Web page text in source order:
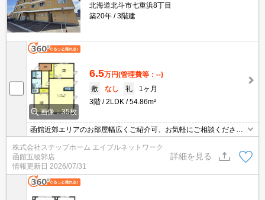
北海道北斗市七重浜8丁目
築20年
3階建
画像：35枚
6.5万円(管理費等：--)
敷
なし 礼
1ヶ月
3階
2LDK 54.86m²
函館近郊エリアのお部屋幅広くご紹介可、お気軽にご相談くださ
い エアコン付きで暑い日も快適に過ごすことができますよ★イン
ターネット無料！スーパー・コンビニ徒歩圏内でお買い物便利な立
地です♪
株式会社ステップホーム エイブルネットワーク
函館五稜郭店
情報更新日 2026/07/31
詳細を見る